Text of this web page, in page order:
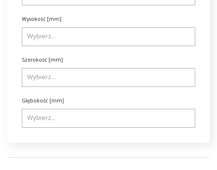
Wysokość [mm]
Szerokość [mm]
Głębokość [mm]